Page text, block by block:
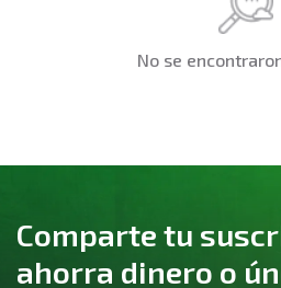
No se
Comparte tu
ahorra dinero o